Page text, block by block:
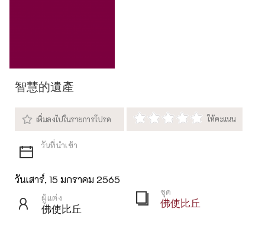
智慧的遺產
วันเสาร์, 15 มกราคม 2565
ผู้แต่ง
佛使比丘
ชุด
佛使比丘